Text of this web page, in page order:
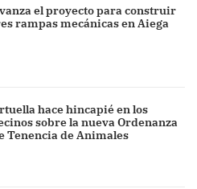
el proyecto para construir
rampas mecánicas en Aiega
hace hincapié en los
sobre la nueva Ordenanza
Tenencia de Animales